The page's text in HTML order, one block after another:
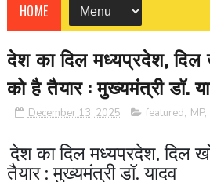
HOME
देश का दिल मध्यप्रदेश,
को है तैयार : मुख्यमंत्री डॉ.
December 13, 2025 featured, MP,
देश का दिल मध्यप्रदेश, दिल
तैयार : मुख्यमंत्री डॉ. यादव